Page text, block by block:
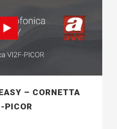
– CORNETTA
PICOR